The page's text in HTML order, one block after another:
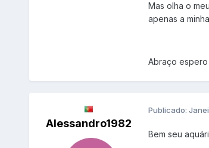
Mas olha o
apenas a
Abraço
Alessandro1982
Publicado:
Bem seu